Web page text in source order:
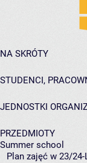
NA SKRÓTY
STUDENCI,
JEDNOSTKI
PRZEDMIOTY
Summer school
Plan zajęć w 23/24-